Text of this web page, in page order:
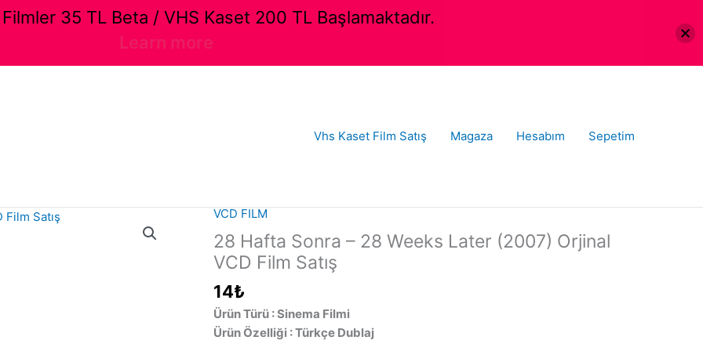
Vhs Kaset Film Satış Magaza Hesabım Sepetim
VCD FILM
28 Hafta Sonra – 28 Weeks Later (2007) Orjinal
VCD Film Satış
14₺
Ürün Türü : Sinema Filmi
Ürün Özelliği : Türkçe Dublaj
35 TL Beta / VHS Kaset 200 TL Başlamaktadır.
Learn more